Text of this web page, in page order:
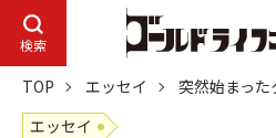
検索
TOP エッセイ
突然始まっ
エッセイ